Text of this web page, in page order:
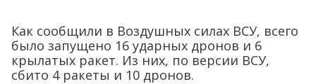
Как сообщили в Воздушных силах ВСУ, всего
было запущено 16 ударных дронов и 6
крылатых ракет. Из них, по версии ВСУ,
сбито 4 ракеты и 10 дронов.